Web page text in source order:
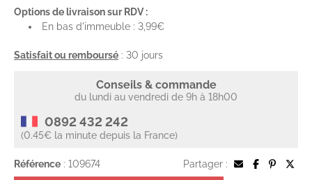
Options de livraison sur RDV :
En bas d'immeuble : 3,99€
Satisfait ou remboursé : 30 jours
Conseils & commande
du lundi au vendredi de 9h à 18h00
0892 432 242
(0.45€ la minute depuis la France)
Référence : 109674 Partager :